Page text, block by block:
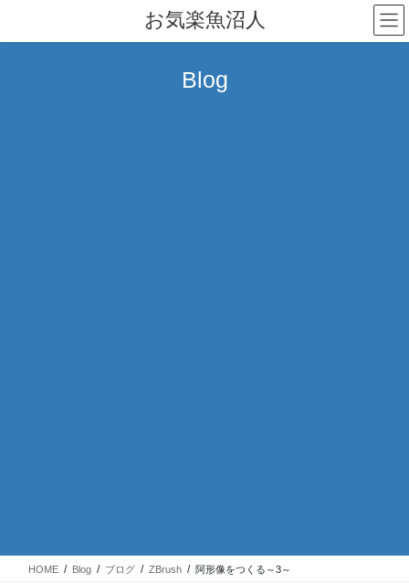
テ
ゲ
お気楽魚沼人
Blog
HOME Blog ブログ ZBrush 阿形像をつくる～3～